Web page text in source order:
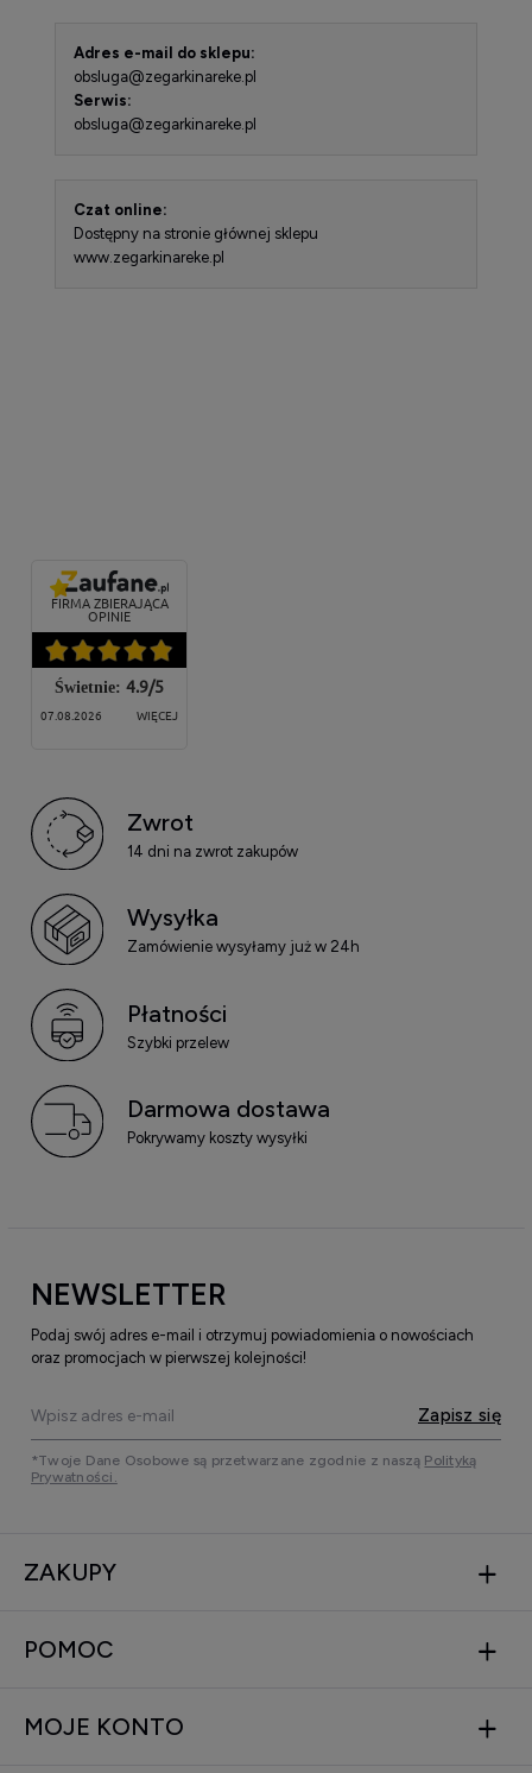
Adres e-mail do sklepu:
obsluga@zegarkinareke.pl
Serwis:
obsluga@zegarkinareke.pl
Czat online:
Dostępny na stronie głównej sklepu
www.zegarkinareke.pl
FIRMA ZBIERAJĄCA
OPINIE
Świetnie: 4.9/5
07.08.2026 WIĘCEJ
Zwrot
14 dni na zwrot zakupów
Wysyłka
Zamówienie wysyłamy już w 24h
Płatności
Szybki przelew
Darmowa dostawa
Pokrywamy koszty wysyłki
NEWSLETTER
Podaj swój adres e-mail i otrzymuj powiadomienia o nowościach
oraz promocjach w pierwszej kolejności!
Zapisz się
*Twoje Dane Osobowe są przetwarzane zgodnie z naszą Polityką
Prywatności.
ZAKUPY
POMOC
MOJE KONTO